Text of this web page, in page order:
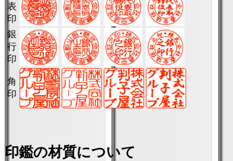
表
印
銀
行
印
角
印
印鑑の材質について